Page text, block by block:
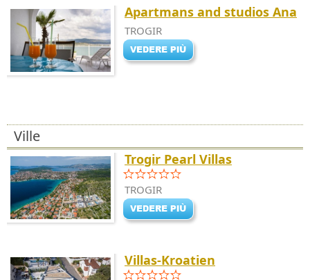
Apartmans and studios Ana
TROGIR
Ville
Trogir Pearl Villas
TROGIR
Villas-Kroatien